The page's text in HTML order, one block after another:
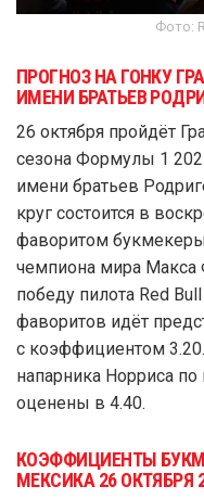
Фото:
ПРОГНОЗ НА ГОНКУ
ИМЕНИ БРАТЬЕВ
26 октября пройдёт
сезона Формулы 1
имени братьев
круг состоится в
фаворитом
чемпиона мира Макса
победу пилота Red
фаворитов идёт
с коэффициентом
напарника Норриса
оценены в 4.40.
КОЭФФИЦИЕНТЫ
МЕКСИКА 26 ОКТЯБРЯ